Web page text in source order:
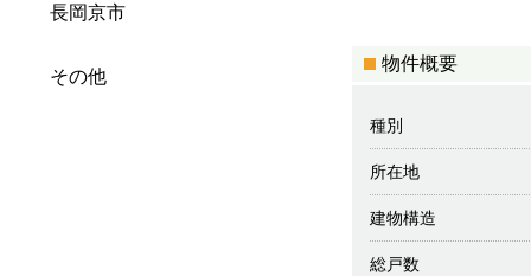
物件概要
種別
所在地
建物構造
総戸数
長岡京市
その他